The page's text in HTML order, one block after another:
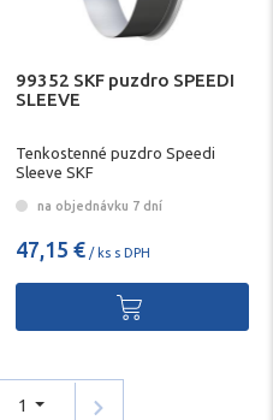
99352 SKF puzdro SPEEDI
SLEEVE
Tenkostenné puzdro Speedi
Sleeve SKF
na objednávku 7 dní
47,15 € / ks s DPH
1